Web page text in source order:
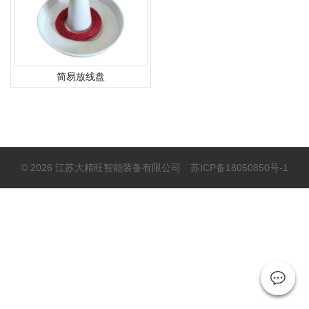
简易放线盘
© 2026 江苏大精旺智能装备有限公司 苏ICP备18050850号-1